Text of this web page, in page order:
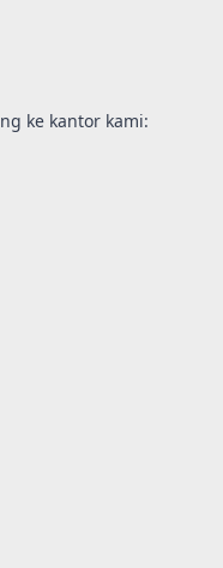
ke kantor kami: